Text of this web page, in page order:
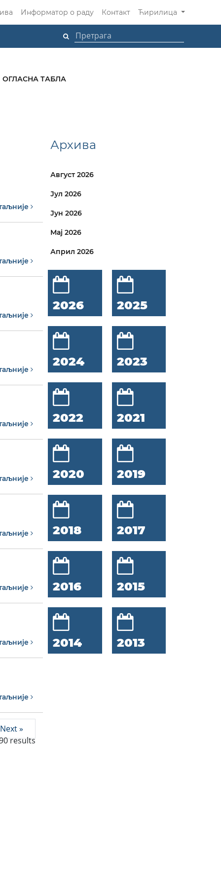
Информатор о раду Контакт Ћирилица
ОГЛАСНА ТАБЛА
Next »
results
Архива
Август 2026
Јул 2026
Јун 2026
Мај 2026
Април 2026
2026 2025
2024 2023
2022 2021
2020 2019
2018 2017
2016 2015
2014 2013